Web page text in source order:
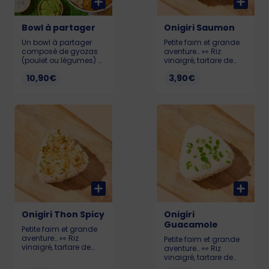
Bowl à partager
Un bowl à partager
composé de gyozas
(poulet ou légumes) et
accompagnés de
convivial et plein de
saveurs. Allergènes :
Gluten, soja, sésame
753 kcal
10,90€
Onigiri Saumon
Petite faim et grande
aventure… 👀 Riz
vinaigré, tartare de
coulis de mangue,
Notre onigiri t’emmène
tradition japonaise
avec la touche
Pokawa ! (Saumon
labellisé ASC) 207
kcal Allergènes :
Poisson, gluten, soja,
sésame
3,90€
Onigiri Thon Spicy
Petite faim et grande
aventure… 👀 Riz
vinaigré, tartare de
Onigiri
Guacamole
Petite faim et grande
aventure… 👀 Riz
vinaigré, tartare de